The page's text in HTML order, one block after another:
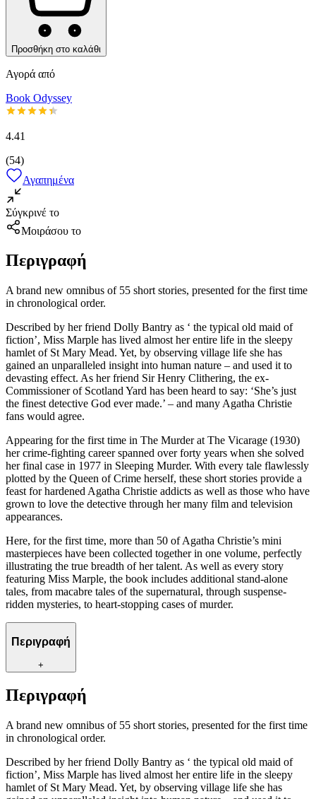
Προσθήκη στο καλάθι
Αγορά από
Book Odyssey
4.41
(54)
Αγαπημένα
Σύγκρινέ το
Μοιράσου το
Περιγραφή
A brand new omnibus of 55 short stories, presented for the first time
in chronological order.
Described by her friend Dolly Bantry as ‘ the typical old maid of
fiction’, Miss Marple has lived almost her entire life in the sleepy
hamlet of St Mary Mead. Yet, by observing village life she has
gained an unparalleled insight into human nature – and used it to
devasting effect. As her friend Sir Henry Clithering, the ex-
Commissioner of Scotland Yard has been heard to say: ‘She’s just
the finest detective God ever made.’ – and many Agatha Christie
fans would agree.
Appearing for the first time in The Murder at The Vicarage (1930)
her crime-fighting career spanned over forty years when she solved
her final case in 1977 in Sleeping Murder. With every tale flawlessly
plotted by the Queen of Crime herself, these short stories provide a
feast for hardened Agatha Christie addicts as well as those who have
grown to love the detective through her many film and television
appearances.
Here, for the first time, more than 50 of Agatha Christie’s mini
masterpieces have been collected together in one volume, perfectly
illustrating the true breadth of her talent. As well as every story
featuring Miss Marple, the book includes additional stand-alone
tales, from macabre tales of the supernatural, through suspense-
ridden mysteries, to heart-stopping cases of murder.
Περιγραφή
+
Περιγραφή
A brand new omnibus of 55 short stories, presented for the first time
in chronological order.
Described by her friend Dolly Bantry as ‘ the typical old maid of
fiction’, Miss Marple has lived almost her entire life in the sleepy
hamlet of St Mary Mead. Yet, by observing village life she has